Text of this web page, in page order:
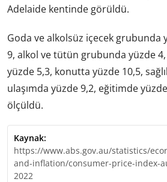
Adelaide kentinde görüldü.
Goda ve alkolsüz içecek grubunda
9, alkol ve tütün grubunda yüzde 4,
yüzde 5,3, konutta yüzde 10,5,
ulaşımda yüzde 9,2, eğitimde
ölçüldü.
Kaynak:
https://www.abs.gov.au/statistics/
and-inflation/consumer-price-index-
2022